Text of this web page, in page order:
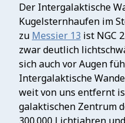
Der Intergalaktische
Kugelsternhaufen im
zu Messier 13 ist NGC
zwar deutlich
sich auch vor Augen
Intergalaktische
weit von uns entfernt
galaktischen Zentrum